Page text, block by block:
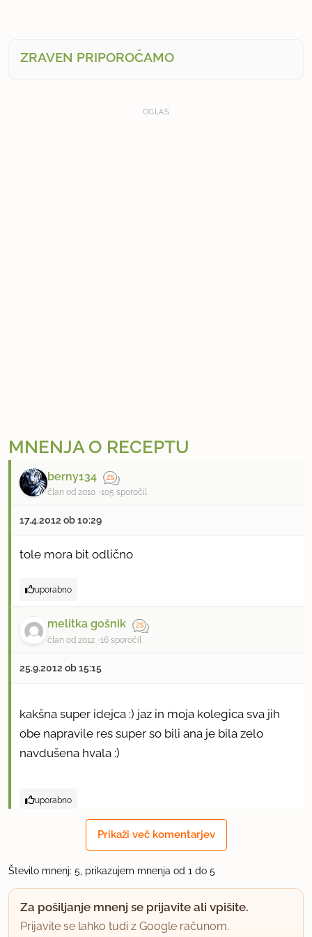
ZRAVEN PRIPOROČAMO
OGLAS
MNENJA O RECEPTU
berny134
član od 2010 105 sporočil
17.4.2012 ob 10:29
tole mora bit odlično
uporabno
melitka gošnik
član od 2012 16 sporočil
25.9.2012 ob 15:15
kakšna super idejca :) jaz in moja kolegica sva jih
obe napravile res super so bili ana je bila zelo
navdušena hvala :)
uporabno
član od 2001 52 sporočil
14.12.2013 ob 19:01
Danes narejeni. Dišijo omamno in so zelo
okusni.Čista Petka. Slikici sta že odposlani.
Prikaži več komentarjev
Število mnenj: 5, prikazujem mnenja od 1 do 5
Za pošiljanje mnenj se prijavite ali vpišite.
Prijavite se lahko tudi z Google računom.